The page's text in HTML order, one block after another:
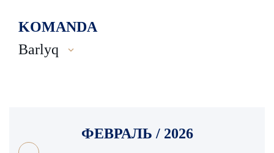
KOMANDA
Barlyq
ФЕВРАЛЬ / 2026